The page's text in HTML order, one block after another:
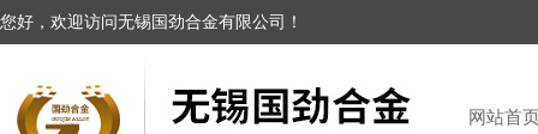
您好，欢迎访问无锡国劲合金有限公司！
网站首